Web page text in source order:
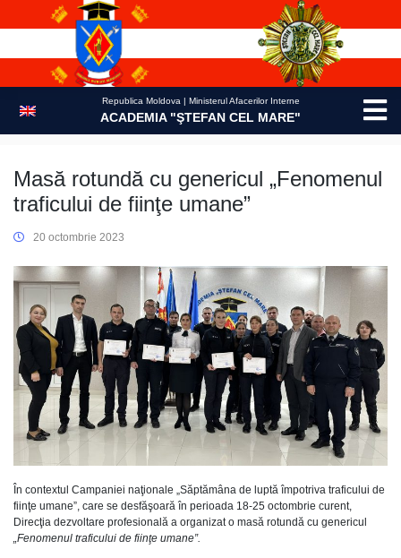
Republica Moldova | Ministerul Afacerilor Interne
ACADEMIA "ŞTEFAN CEL MARE"
Masă rotundă cu genericul „Fenomenul
traficului de fiinţe umane”
20 octombrie 2023
În contextul Campaniei naţionale „Săptămâna de luptă împotriva traficului de
fiinţe umane”, care se desfăşoară în perioada 18-25 octombrie curent,
Direcţia dezvoltare profesională a organizat o masă rotundă cu genericul
„Fenomenul traficului de fiinţe umane”.